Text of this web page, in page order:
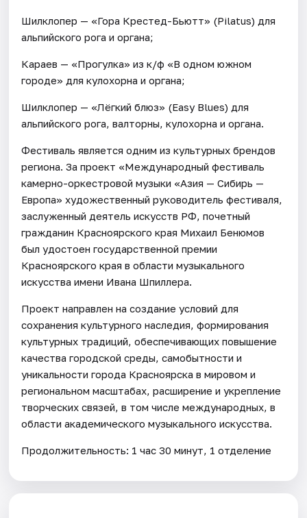
Шилклопер — «Гора Крестед-Бьютт» (Pilatus) для
альпийского рога и органа;
Караев — «Прогулка» из к/ф «В одном южном
городе» для кулохорна и органа;
Шилклопер — «Лёгкий блюз» (Easy Blues) для
альпийского рога, валторны, кулохорна и органа.
Фестиваль является одним из культурных брендов
региона. За проект «Международный фестиваль
камерно-оркестровой музыки «Азия — Сибирь —
Европа» художественный руководитель фестиваля,
заслуженный деятель искусств РФ, почетный
гражданин Красноярского края Михаил Бенюмов
был удостоен государственной премии
Красноярского края в области музыкального
искусства имени Ивана Шпиллера.
Проект направлен на создание условий для
сохранения культурного наследия, формирования
культурных традиций, обеспечивающих повышение
качества городской среды, самобытности и
уникальности города Красноярска в мировом и
региональном масштабах, расширение и укрепление
творческих связей, в том числе международных, в
области академического музыкального искусства.
Продолжительность: 1 час 30 минут, 1 отделение